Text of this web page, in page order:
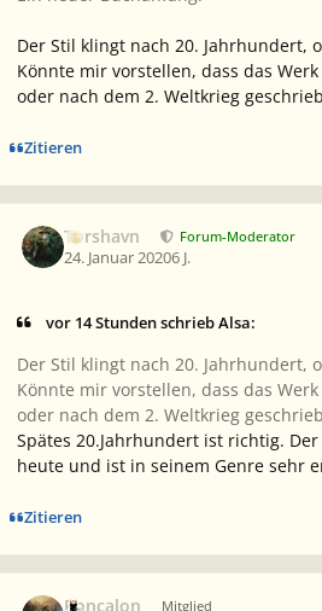
Der Stil klingt nach 20. Jahrhundert,
Könnte mir vorstellen, dass das
oder nach dem 2. Weltkrieg
Zitieren
Torshavn Forum-Moderator
24. Januar 20206 J.
vor 14 Stunden schrieb Alsa:
Der Stil klingt nach 20. Jahrhundert,
Könnte mir vorstellen, dass das
oder nach dem 2. Weltkrieg
Spätes 20.Jahrhundert ist richtig.
heute und ist in seinem Genre sehr
Zitieren
Roncalon Mitglied